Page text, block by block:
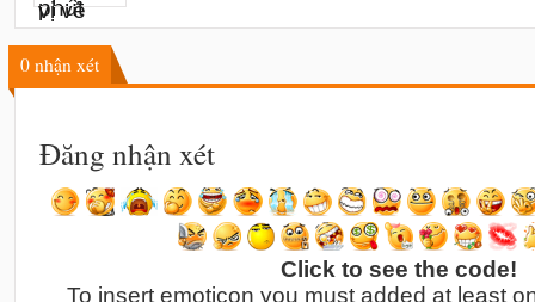
0 nhận xét
Đăng nhận xét
Click to see the code!
To insert emoticon you must added at least